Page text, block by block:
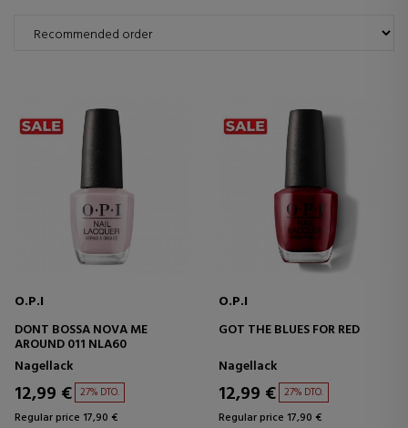
O.P.I
DONT BOSSA NOVA ME
AROUND 011 NLA60
Nagellack
12,99 € 27% DTO.
Regular price 17,90 €
O.P.I
GOT THE BLUES FOR RED
Nagellack
12,99 € 27% DTO.
Regular price 17,90 €